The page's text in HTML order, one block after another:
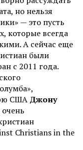
но нельзя
— это пусть
которые всегда
А сейчас еще
были
с 2011 года.
США Джону
Christians in the